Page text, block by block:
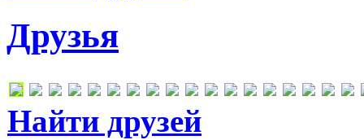
Друзья
Найти друзей